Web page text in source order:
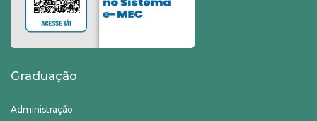
Graduação
Administração